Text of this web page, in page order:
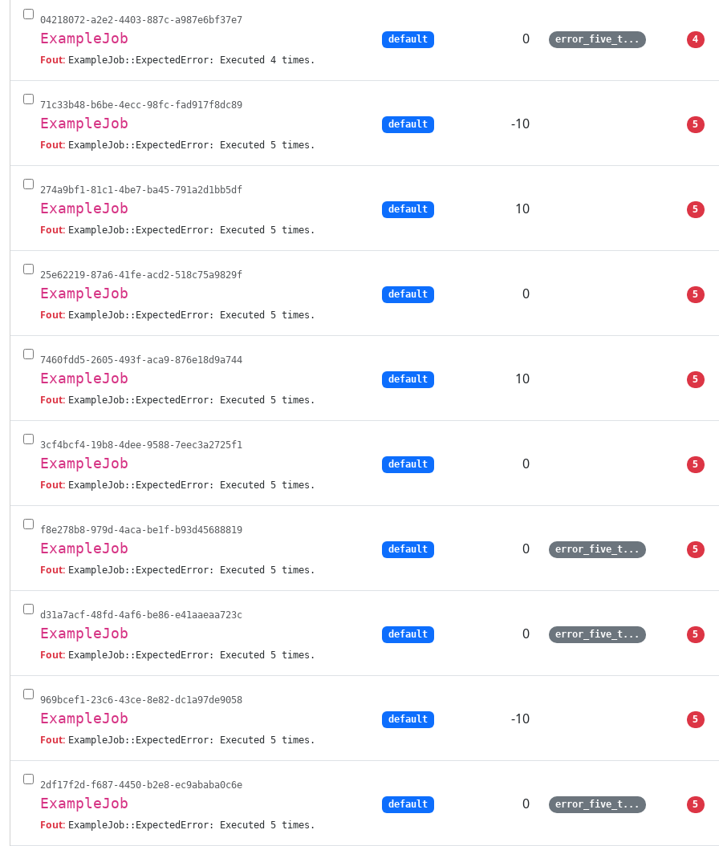
04218072-a2e2-4403-887c-a987e6bf37e7
ExampleJob
Fout: ExampleJob::ExpectedError: Executed 4 times.
default 0 error_five_t... 4
71c33b48-b6be-4ecc-98fc-fad917f8dc89
ExampleJob
Fout: ExampleJob::ExpectedError: Executed 5 times.
default -10 5
274a9bf1-81c1-4be7-ba45-791a2d1bb5df
ExampleJob
Fout: ExampleJob::ExpectedError: Executed 5 times.
default 10 5
25e62219-87a6-41fe-acd2-518c75a9829f
ExampleJob
Fout: ExampleJob::ExpectedError: Executed 5 times.
default 0 5
7460fdd5-2605-493f-aca9-876e18d9a744
ExampleJob
Fout: ExampleJob::ExpectedError: Executed 5 times.
default 10 5
3cf4bcf4-19b8-4dee-9588-7eec3a2725f1
ExampleJob
Fout: ExampleJob::ExpectedError: Executed 5 times.
default 0 5
f8e278b8-979d-4aca-be1f-b93d45688819
ExampleJob
Fout: ExampleJob::ExpectedError: Executed 5 times.
default 0 error_five_t... 5
d31a7acf-48fd-4af6-be86-e41aaeaa723c
ExampleJob
Fout: ExampleJob::ExpectedError: Executed 5 times.
default 0 error_five_t... 5
969bcef1-23c6-43ce-8e82-dc1a97de9058
ExampleJob
Fout: ExampleJob::ExpectedError: Executed 5 times.
default -10 5
2df17f2d-f687-4450-b2e8-ec9ababa0c6e
ExampleJob
Fout: ExampleJob::ExpectedError: Executed 5 times.
default 0 error_five_t... 5